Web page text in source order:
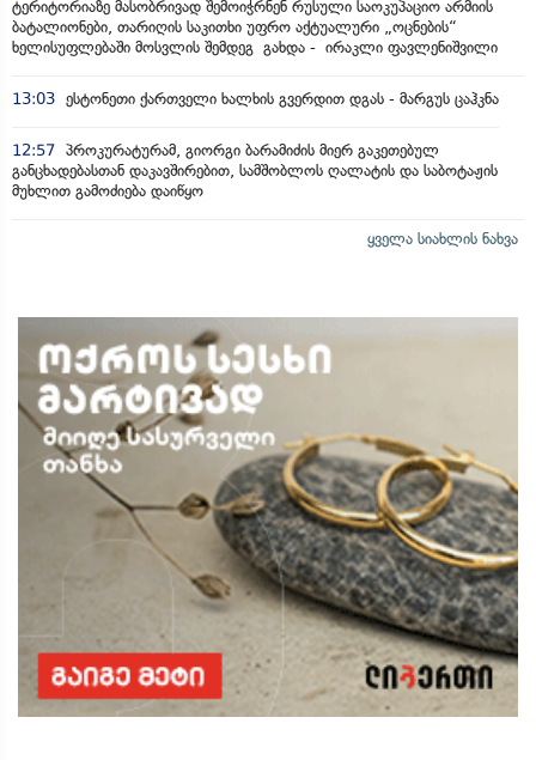
ტერიტორიაზე მასობრივად შემოიჭრნენ რუსული საოკუპაციო არმიის
ბატალიონები, თარიღის საკითხი უფრო აქტუალური „ოცნების“
ხელისუფლებაში მოსვლის შემდეგ გახდა - ირაკლი ფავლენიშვილი
13:03 ესტონეთი ქართველი ხალხის გვერდით დგას - მარგუს ცაჰკნა
12:57 პროკურატურამ, გიორგი ბარამიძის მიერ გაკეთებულ
განცხადებასთან დაკავშირებით, სამშობლოს ღალატის და საბოტაჟის
მუხლით გამოძიება დაიწყო
ყველა სიახლის ნახვა